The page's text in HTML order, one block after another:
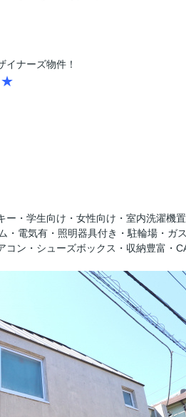
ナーズ物件！
★
・学生向け・女性向け・室内洗濯機
電気有・照明器具付き・駐輪場・ガ
ン・シューズボックス・収納豊富・